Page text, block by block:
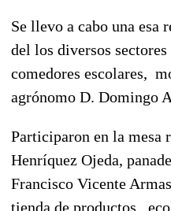
Se llevo a cabo una esa
del los diversos
comedores escolares,
agrónomo D. Domingo
Participaron en la mesa
Henríquez Ojeda,
Francisco Vicente
tienda de productos